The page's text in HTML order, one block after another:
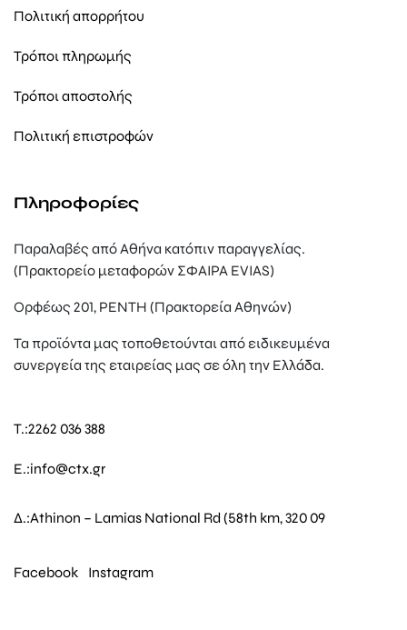
Πολιτική απορρήτου
Τρόποι πληρωμής
Τρόποι αποστολής
Πολιτική επιστροφών
Πληροφορίες
Παραλαβές από Αθήνα κατόπιν παραγγελίας.
(Πρακτορείο μεταφορών ΣΦΑΙΡΑ EVIAS)
Ορφέως 201, ΡΕΝΤΗ (Πρακτορεία Αθηνών)
Τα προϊόντα μας τοποθετούνται από ειδικευμένα
συνεργεία της εταιρείας μας σε όλη την Ελλάδα.
T.:2262 036 388
E.:info@ctx.gr
Δ.:Athinon – Lamias National Rd (58th km, 320 09
Facebook Instagram